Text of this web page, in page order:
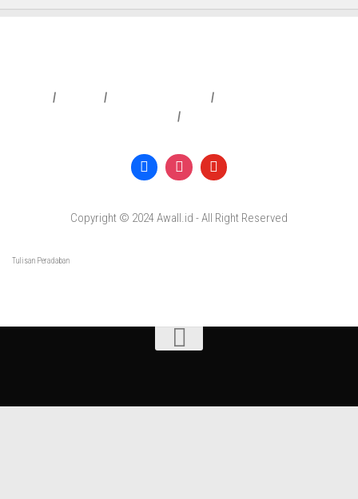
| | |
|
Copyright © 2024 Awall.id - All Right Reserved
Tulisan Peradaban